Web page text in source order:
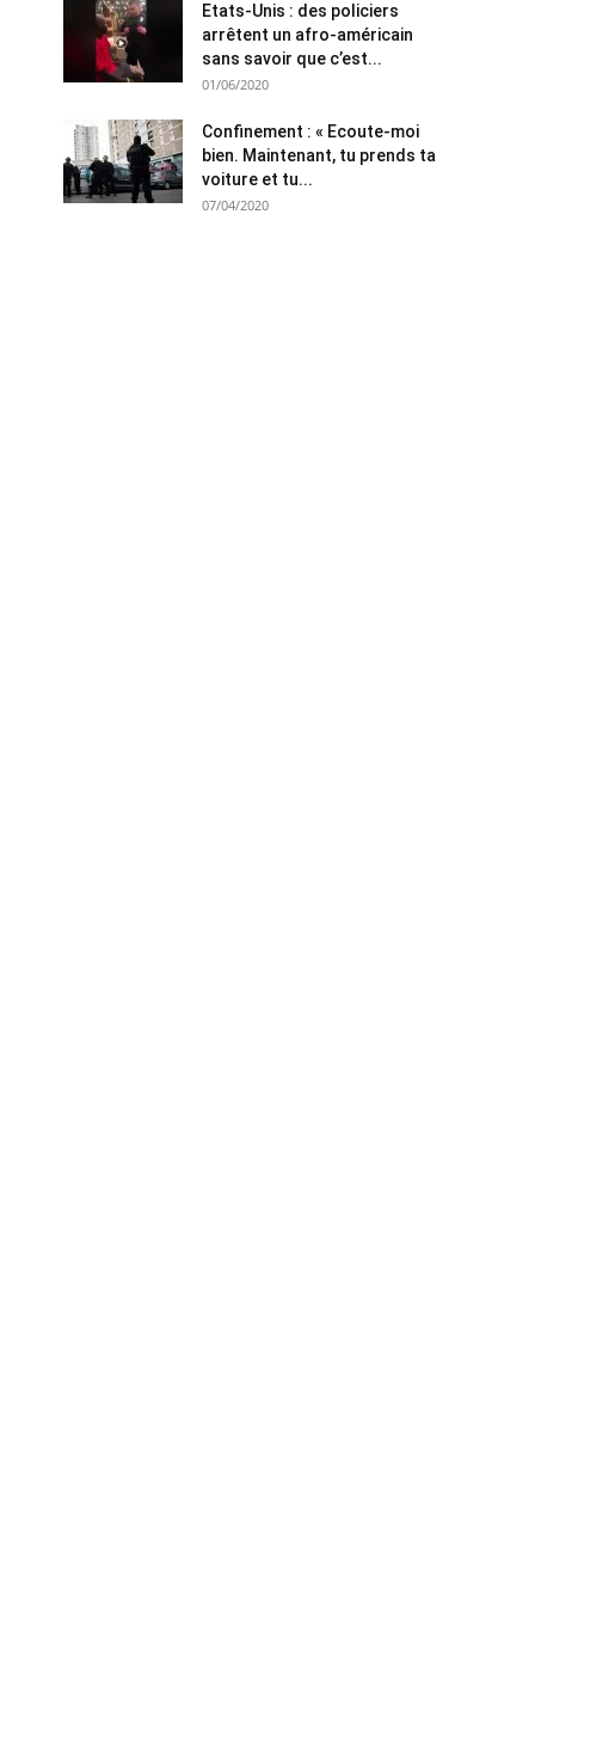
Etats-Unis : des policiers
arrêtent un afro-américain
sans savoir que c’est...
01/06/2020
Confinement : « Ecoute-moi
bien. Maintenant, tu prends ta
voiture et tu...
07/04/2020